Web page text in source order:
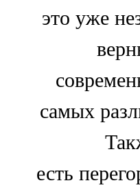
это уже
самых
есть